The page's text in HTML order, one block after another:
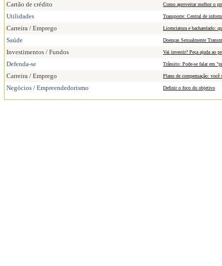
Cartão de crédito Como aproveitar melhor o
Utilidades Transporte: Central de
Carreira / Emprego Licenciatura e bacharelado:
Saúde Doenças Sexualmente
Investimentos / Fundos Vai investir? Peça ajuda ao
Defenda-se Trânsito: Pode-se falar em
Carreira / Emprego Plano de compensação: você
Negócios / Empreendedorismo Definir o foco do objetivo